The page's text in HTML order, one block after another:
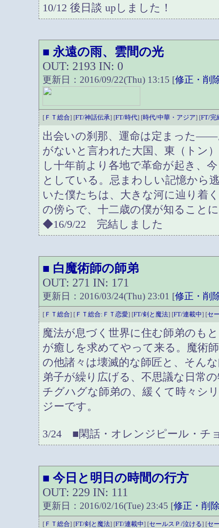
10/12 後日談 upしました！
■ 永遠の雨、雲間の光
OUT: 2193 IN: 0
更新日：2016/09/22(Thu) 13:15 [修正・削
[ ＦＴ総合] [FT/神話伝承] [FT/時代] [時代/中華・アジア] [FT/完
出会いの刹那、運命は定まった
がないと言われた大国、東（トン
し十年前より各地で革命が起き、
としている。忌まわしい記憶から
いた僕たちは、大きな河に辿り着
の傍らで、十二歳の僕が知ること
◆16/9/22 完結しました
■ 白魔術師の師弟
OUT: 271 IN: 171
更新日：2016/03/24(Thu) 23:01 [修正・削
[ ＦＴ総合] [ ＦＴ総合:ＦＴ恋愛] [FT/剣と魔法] [FT/連載中] [セ
魔法が息づく世界に住む師弟のも
が癒しを求めてやって来る。魔術
の他諸々は壊滅的な師匠と、そん
弟子が繰り広げる、不思議な日常
チグハグな師弟の、緩くて時々シ
ジーです。
3/24 ■閑話・オレンジピール・チ
■ 今日と明日の時間の行方
OUT: 229 IN: 111
更新日：2016/02/16(Tue) 23:45 [修正・削
[ ＦＴ総合] [FT/剣と魔法] [FT/連載中] [セールスＰ/泣ける] [セ